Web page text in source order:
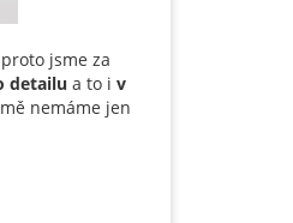
jsme za
detailu a to i v
nemáme jen